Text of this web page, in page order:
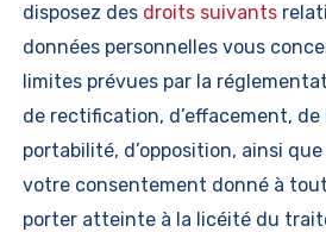
disposez des droits suivants
données personnelles vous
limites prévues par la
de rectification, d’effacement,
portabilité, d’opposition, ainsi
votre consentement donné à
porter atteinte à la licéité du